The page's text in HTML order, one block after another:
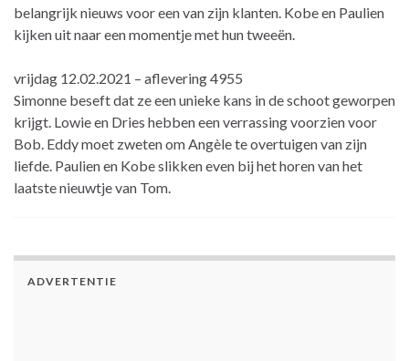
belangrijk nieuws voor een van zijn klanten. Kobe en Paulien
kijken uit naar een momentje met hun tweeën.
vrijdag 12.02.2021 – aflevering 4955
Simonne beseft dat ze een unieke kans in de schoot geworpen
krijgt. Lowie en Dries hebben een verrassing voorzien voor
Bob. Eddy moet zweten om Angèle te overtuigen van zijn
liefde. Paulien en Kobe slikken even bij het horen van het
laatste nieuwtje van Tom.
ADVERTENTIE